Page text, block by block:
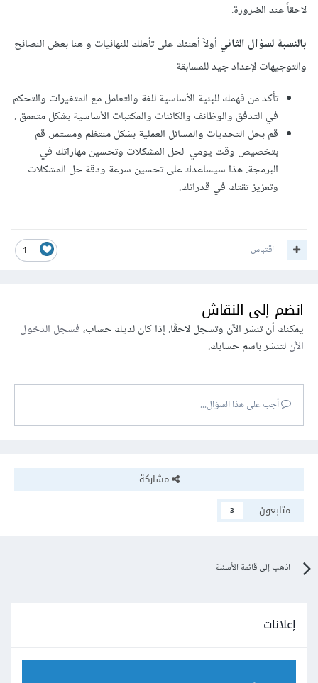
لاحقاً عند الضرورة.
بالنسبة لسؤال الثانيأولاً أهنئك على تأهلك للنهائيات و هنا بعض النصائح
والتوجيهات لإعداد جيد للمسابقة
تأكد من فهمك للبنية الأساسية للغة والتعامل مع المتغيرات والتحكم
في التدفق والوظائف والكائنات والمكتبات الأساسية بشكل متعمق .
قم بحل التحديات والمسائل العملية بشكل منتظم ومستمر. قم
بتخصيص وقت يومي لحل المشكلات وتحسين مهاراتك في
البرمجة. هذا سيساعدك على تحسين سرعة ودقة حل المشكلات
وتعزيز ثقتك في قدراتك.
1 اقتباس
انضم إلى النقاش
يمكنك أن تنشر الآن وتسجل لاحقًا. إذا كان لديك حساب،فسجل الدخول
الآنلتنشر باسم حسابك.
أجب على هذا السؤال...
مشاركة
متابعون
3
اذهب إلى قائمة الأسئلة
إعلانات